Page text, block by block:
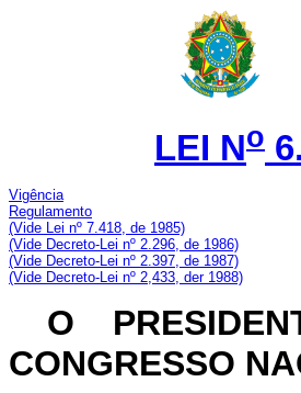
LEI No
Vigência
Regulamento
(Vide Lei nº 7.418, de 1985)
(Vide Decreto-Lei nº 2.296, de 1986)
(Vide Decreto-Lei nº 2.397, de 1987)
(Vide Decreto-Lei nº 2,433, der 1988)
O
CONGRESSO